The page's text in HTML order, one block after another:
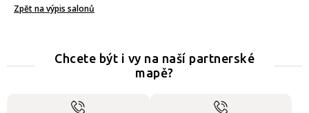
Zpět na výpis salonů
Chcete být i vy na naší partnerské
mapě?